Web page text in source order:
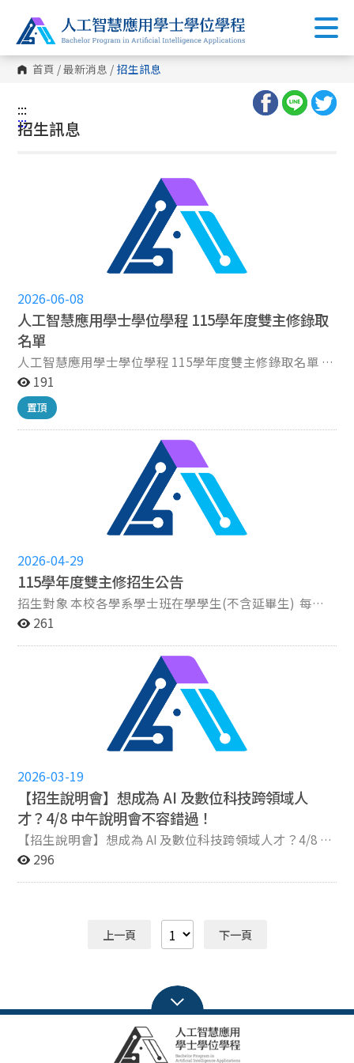
首頁 /最新消息 / 招生訊息
:::
:::
招生訊息
2026-06-08
人工智慧應用學士學位學程 115學年度雙主修錄取
名單
人工智慧應用學士學位學程 115學年度雙主修錄取名單 學
號 姓名 113xxx005 張○朗 113xxx001 湯○敏 113xxx057
謝○勻 113xxx059 吳○庭 114xxx414 何○甯 113xxx054
潘○慈 112xxx017 盧○聞 112xxx022 汪○駿 111xxx064
張○詩 114xxx018 謝○霓 114xxx054 林○欣 113xxx025
依學號排序，非錄取順序。
191
置頂
2026-04-29
115學年度雙主修招生公告
招生對象 本校各學系學士班在學學生(不含延畢生) 每年
實際招生名額以本校教務處雙主修公告為主-115學年度招
時間為115/4/30-115/5/6。 配合本校雙主修申請之作業
時程，於iNCCU校務系統申請修讀。​( iNCCU系統路徑：
Web入口／學生資訊系統／學術服務／輔系雙主修申請修
讀；注意：逾時系統將自動關閉) 於學校iNCCU校務系統
申請後，請填寫學程申請資料表(網址)，並將以下文件以
PDF格式於規定期限內上傳，開放填寫時間為115/4/30
單，逾期系統將自動關閉。 (如無法點選，請自行複
製網址 ) (1)雙主修申請表 - 檔案命名格式為「115申
請表-學號姓名.pdf」 (2)歷年成績單 - 檔案命名格
式為「115成績單-學號姓名.pdf」(如曾習學程必修科
目，請於成績單上畫記，如無則免) (3)成績排名書 -
檔案命名格式為「115排名證明書-學號姓名.pdf」
(4)其他有助審查資料 - 檔案命名格式為「115其他資料-
261
2026-03-19
【招生說明會】想成為 AI 及數位科技跨領域人
才？4/8 中午說明會不容錯過！
【招生說明會】想成為 AI 及數位科技跨領域人才？4/8 中
午說明會不容錯過！ 資訊學院兩大熱門學程—《數位內
域複合型人才。 時間地點：4/8(三) 12:00-13:00 綜院南
科專業 讓 AI 成為你職涯最強的加速器！
296
上一頁 下一頁